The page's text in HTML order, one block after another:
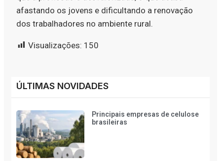
afastando os jovens e dificultando a renovação
dos trabalhadores no ambiente rural.
Visualizações: 150
ÚLTIMAS NOVIDADES
Principais empresas de celulose
brasileiras